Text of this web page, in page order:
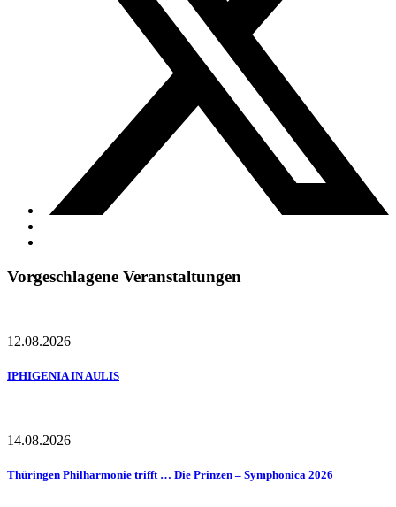
Vorgeschlagene Veranstaltungen
12.08.2026
IPHIGENIA IN AULIS
14.08.2026
Thüringen Philharmonie trifft … Die Prinzen – Symphonica 2026